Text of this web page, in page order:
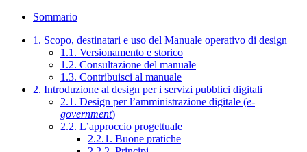
Sommario
1. Scopo, destinatari e uso del Manuale operativo di design
1.1. Versionamento e storico
1.2. Consultazione del manuale
1.3. Contribuisci al manuale
2. Introduzione al design per i servizi pubblici digitali
2.1. Design per l’amministrazione digitale (e-
government)
2.2. L’approccio progettuale
2.2.1. Buone pratiche